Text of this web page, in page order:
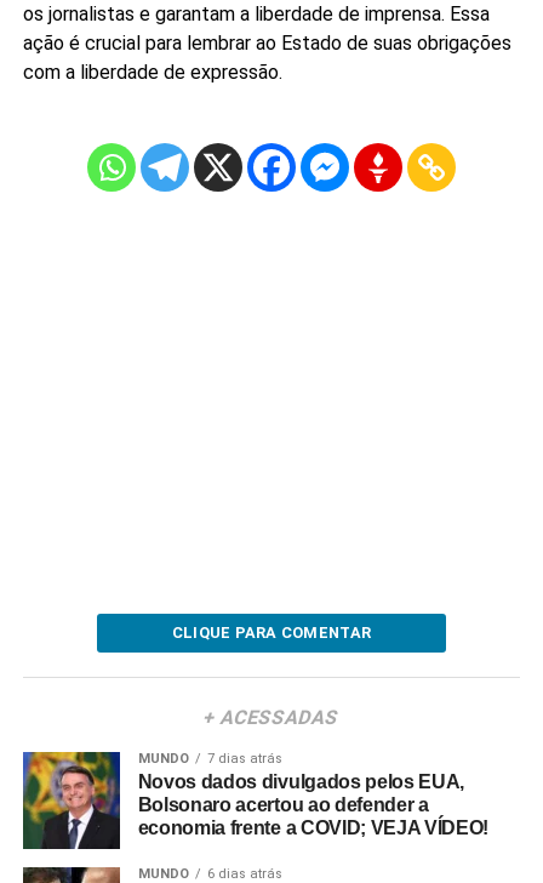
os jornalistas e garantam a liberdade de imprensa. Essa
ação é crucial para lembrar ao Estado de suas obrigações
com a liberdade de expressão.
CLIQUE PARA COMENTAR
+ ACESSADAS
MUNDO 7 dias atrás
Novos dados divulgados pelos EUA,
Bolsonaro acertou ao defender a
economia frente a COVID; VEJA VÍDEO!
MUNDO 6 dias atrás